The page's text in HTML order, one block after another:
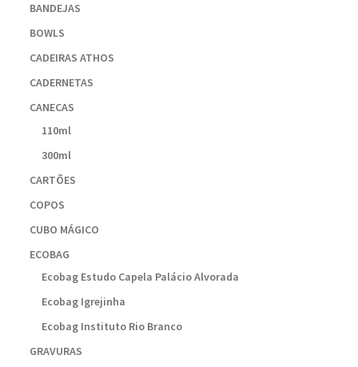
BANDEJAS
BOWLS
CADEIRAS ATHOS
CADERNETAS
CANECAS
110ml
300ml
CARTÕES
COPOS
CUBO MÁGICO
ECOBAG
Ecobag Estudo Capela Palácio Alvorada
Ecobag Igrejinha
Ecobag Instituto Rio Branco
GRAVURAS